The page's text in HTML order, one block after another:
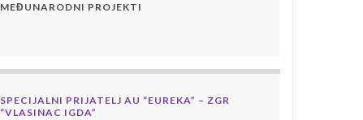
MEĐUNARODNI PROJEKTI
SPECIJALNI PRIJATELJ AU “EUREKA” – ZGR
“VLASINAC IGDA”